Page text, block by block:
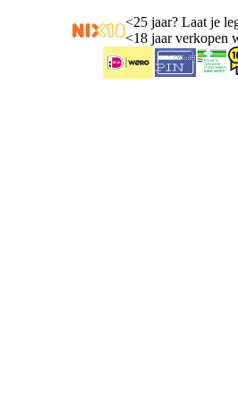
<25 jaar? Laat je
<18 jaar verkopen